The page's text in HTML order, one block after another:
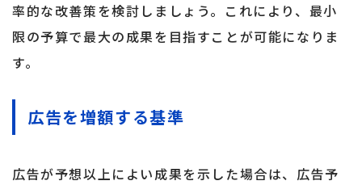
率的な改善策を検討しましょう。これにより、最小
限の予算で最大の成果を目指すことが可能になりま
す。
広告を増額する基準
広告が予想以上によい成果を示した場合は、広告予